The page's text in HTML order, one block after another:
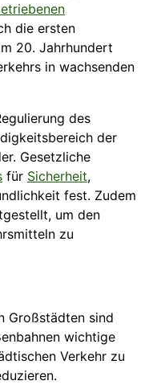
die ersten
20. Jahrhundert
in wachsenden
des
der
Gesetzliche
für Sicherheit,
fest. Zudem
um den
zu
Großstädten sind
wichtige
Verkehr zu